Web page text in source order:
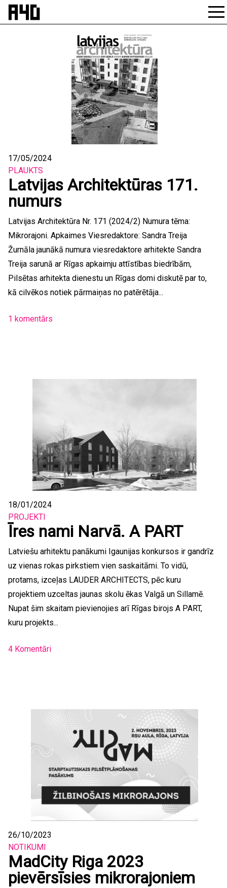
Skip
17/05/2024
PLAUKTS
Latvijas Architektūras 171.
numurs
Latvijas Architektūra Nr. 171 (2024/2) Numura tēma:
Mikrorajoni. Apkaimes Viesredaktore: Sandra Treija
Žurnāla jaunākā numura viesredaktore arhitekte Sandra
Treija sarunā ar Rīgas apkaimju attīstības biedrībām,
Pilsētas arhitekta dienestu un Rīgas domi diskutē par to,
kā cilvēkos notiek pārmaiņas no patērētāja...
1 komentārs
18/01/2024
PROJEKTI
Īres nami Narvā. A PART
Latviešu arhitektu panākumi Igaunijas konkursos ir gandrīz
uz vienas rokas pirkstiem vien saskaitāmi. To vidū,
protams, izceļas LAUDER ARCHITECTS, pēc kuru
projektiem uzceltas jaunas skolu ēkas Valgā un Sillamē.
Nupat šim skaitam pievienojies arī Rīgas birojs A PART,
kuru projekts...
4 Komentāri
26/10/2023
NOTIKUMI
MadCity Riga 2023
pievērsīsies mikrorajoniem